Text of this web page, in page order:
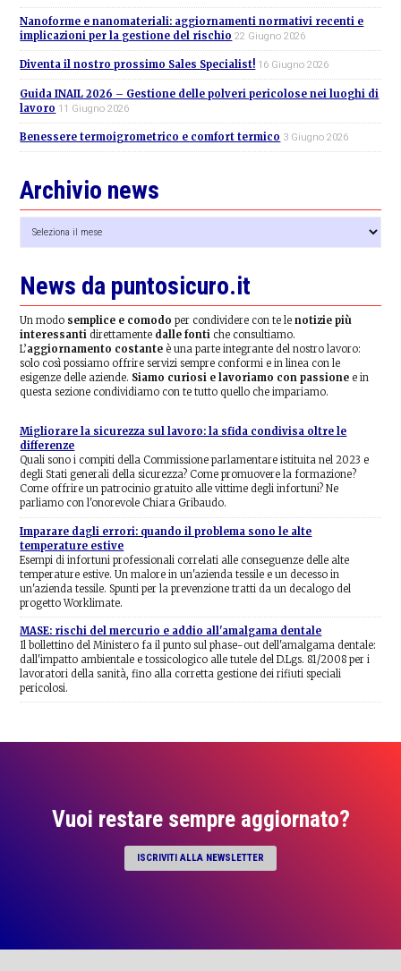
Nanoforme e nanomateriali: aggiornamenti normativi recenti e
implicazioni per la gestione del rischio 22 Giugno 2026
Diventa il nostro prossimo Sales Specialist! 16 Giugno 2026
Guida INAIL 2026 – Gestione delle polveri pericolose nei luoghi di
lavoro 11 Giugno 2026
Benessere termoigrometrico e comfort termico 3 Giugno 2026
Archivio news
news
News da puntosicuro.it
Un modo semplice e comodo per condividere con te lenotizie più
interessanti direttamente dalle fonti che consultiamo.
L’aggiornamento costante è una parte integrante del nostro lavoro:
solo così possiamo offrire servizi sempre conformi e in linea con le
esigenze delle aziende. Siamo curiosi e lavoriamo con passione e in
questa sezione condividiamo con te tutto quello che impariamo.
Migliorare la sicurezza sul lavoro: la sfida condivisa oltre le
differenze
Quali sono i compiti della Commissione parlamentare istituita nel 2023 e
degli Stati generali della sicurezza? Come promuovere la formazione?
Come offrire un patrocinio gratuito alle vittime degli infortuni? Ne
parliamo con l'onorevole Chiara Gribaudo.
Imparare dagli errori: quando il problema sono le alte
temperature estive
Esempi di infortuni professionali correlati alle conseguenze delle alte
temperature estive. Un malore in un'azienda tessile e un decesso in
un'azienda tessile. Spunti per la prevenzione tratti da un decalogo del
progetto Worklimate.
MASE: rischi del mercurio e addio all'amalgama dentale
Il bollettino del Ministero fa il punto sul phase-out dell'amalgama dentale:
dall'impatto ambientale e tossicologico alle tutele del D.Lgs. 81/2008 per i
lavoratori della sanità, fino alla corretta gestione dei rifiuti speciali
pericolosi.
Vuoi restare sempre aggiornato?
ISCRIVITI ALLA NEWSLETTER